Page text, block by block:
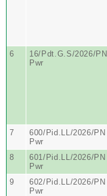
6
16/Pdt.G.S/2026/PN
Pwr
7
600/Pid.LL/2026/PN
Pwr
8
601/Pid.LL/2026/PN
Pwr
9
602/Pid.LL/2026/PN
Pwr